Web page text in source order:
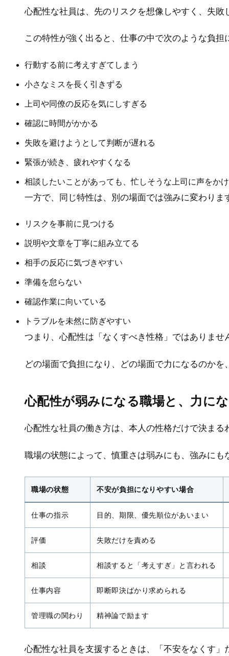
心配性な社員は、先のリスクを想像しやすく、失
この特性が強く出ると、仕事の中で次のような負担
行動する前に考えすぎてしまう
小さなミスを長く引きずる
上司や同僚の反応を気にしすぎる
確認に時間がかかる
失敗を避けようとして判断が遅れる
緊張が続き、疲れやすくなる
相談したいことがあっても、忙しそうな上司に声をか
一方で、同じ特性は、別の場面では強みに変わりま
リスクを事前に見つける
説明や文章を丁寧に組み立てる
相手の反応に気づきやすい
準備を怠らない
確認作業に向いている
トラブルを未然に防ぎやすい
つまり、心配性は「なくすべき性格」ではありませ
どの場面で負担になり、どの場面で力になるのか
心配性が弱みになる職場と、力に
心配性な社員の働き方は、本人の性格だけで決まる
職場の状態によって、慎重さは弱みにも、強みにも
職場の状態 不安が負担になりやすい場合
仕事の指示 目的、期限、優先順位があいまい
評価 失敗だけを責める
相談 相談すると「考えすぎ」と言われる
仕事内容 即断即決ばかり求められる
管理職の関わり 精神論で励ます
心配性な社員を支援するときは、「不安をなくす」